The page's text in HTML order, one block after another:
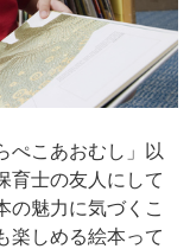
ぺこあおむし」以
育士の友人にして
の魅力に気づくこ
楽しめる絵本って